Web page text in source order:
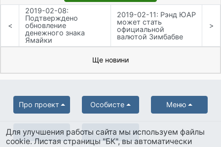
<
2019-02-08:
Подтверждено
обновление
денежного знака
Ямайки
2019-02-11: Рэнд ЮАР
может стать
официальной
валютой Зимбабве
>
Ще новини
Про проект Особисте Меню
Партнерам Українська
Для улучшения работы сайта мы используем файлы
cookie. Листая страницы "БК", вы автоматически